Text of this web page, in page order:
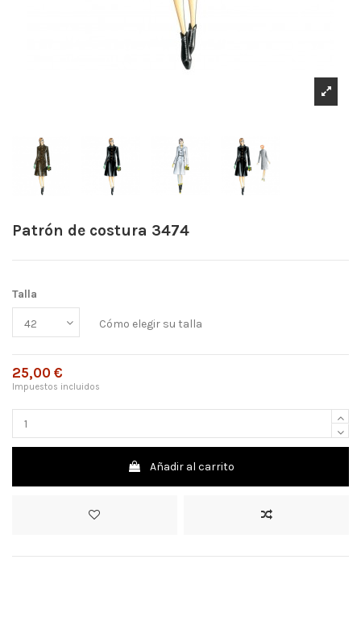
Patrón de costura 3474
Talla
Cómo elegir su talla
25,00 €
Impuestos incluidos
Añadir al carrito